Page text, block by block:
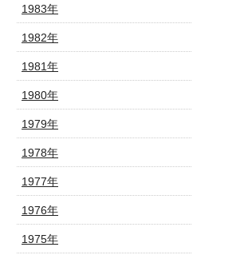
1983年
1982年
1981年
1980年
1979年
1978年
1977年
1976年
1975年